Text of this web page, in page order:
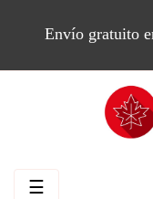
Envío gratuito
Navegación
☰